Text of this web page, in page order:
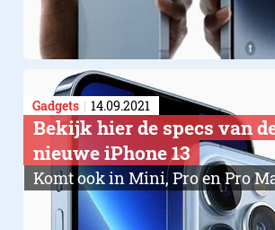
Gadgets 14.09.2021
Bekijk hier de specs van
nieuwe iPhone 13
Komt ook in Mini, Pro en Pro